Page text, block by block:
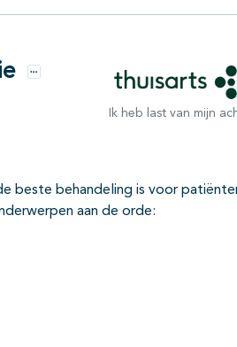
Opties
Ik heb last van mijn
beste behandeling is voor
aan de orde: